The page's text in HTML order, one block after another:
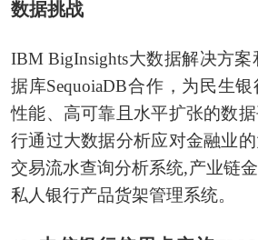
数据挑战
IBM BigInsights大数据解决方
据库SequoiaDB合作，为民生
性能、高可靠且水平扩张的数
行通过大数据分析应对金融业
交易流水查询分析系统,产业链
私人银行产品货架管理系统。